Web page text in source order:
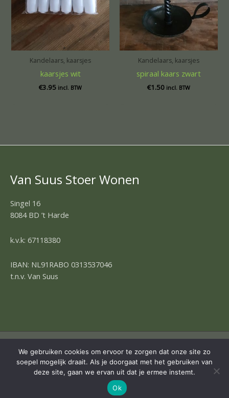
Kandelaars, kaarsjes
kaarsjes wit
€3.95 incl. BTW
Kandelaars, kaarsjes
spiraal kaars zwart
€1.50 incl. BTW
Van Suus Stoer Wonen
Singel 16
8084 BD ’t Harde
k.v.k: 67118380
IBAN: NL91RABO 0313537046
t.n.v. Van Suus
COPYRIGHT © 2026 | OMNIA 4 WEBDESIGN
We gebruiken cookies om ervoor te zorgen dat onze site zo
soepel mogelijk draait. Als je doorgaat met het gebruiken van
deze site, gaan we ervan uit dat je ermee instemt.
Ok